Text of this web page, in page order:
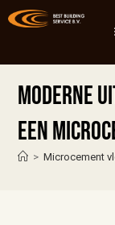
Moderne
een
> Microcement